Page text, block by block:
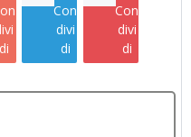
di
Con
divi
di
Con
divi
di